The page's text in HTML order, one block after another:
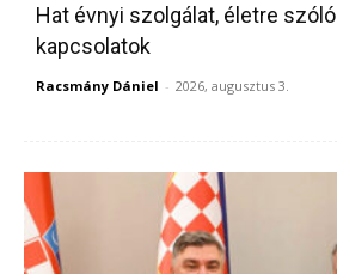
Hat évnyi szolgálat, életre szóló
kapcsolatok
Racsmány Dániel - 2026, augusztus 3.